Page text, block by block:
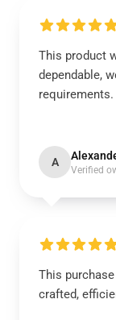
This product
dependable,
requirements.
A
Verified
This
crafted,